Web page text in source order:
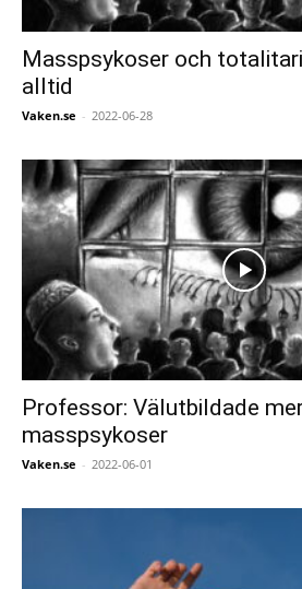
Masspsykoser och
alltid
Vaken.se - 2022-06-28
Professor: Välutbildade
masspsykoser
Vaken.se - 2022-06-01